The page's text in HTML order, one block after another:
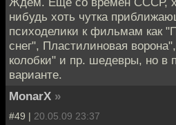
нибудь хоть чутка
психоделики к фильмам как
снег", Пластилиновая
колобки" и пр. шедевры, но в
варианте.
MonarX »
#49 | 20.05.09 23:37